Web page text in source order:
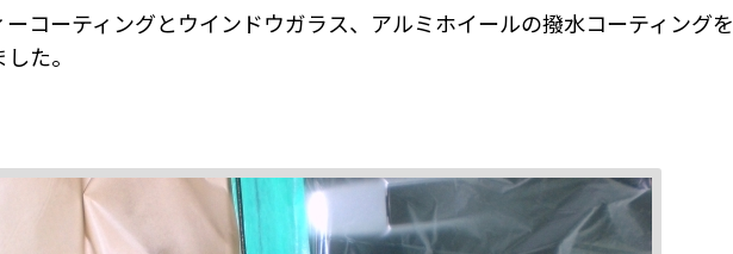
コーティングとウインドウガラス、アルミホイールの撥水コーティングを
た。